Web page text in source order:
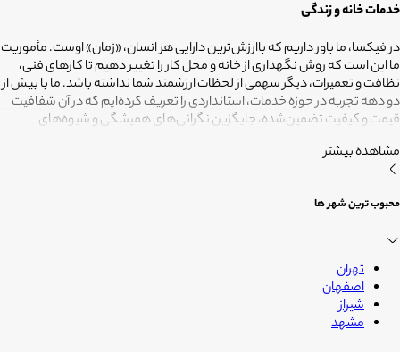
خدمات خانه و زندگی
در فیکسا، ما باور داریم که باارزش‌ترین دارایی هر انسان، «زمان» اوست. مأموریت
ما این است که روش نگهداری از خانه و محل کار را تغییر دهیم تا کارهای فنی،
نظافت و تعمیرات، دیگر سهمی از لحظات ارزشمند شما نداشته باشد. ما با بیش از
دو دهه تجربه در حوزه خدمات، استانداردی را تعریف کرده‌ایم که در آن شفافیت
قیمت و کیفیت تضمین‌شده، جایگزین نگرانی‌های همیشگی و شیوه‌های
متخصصانی بسپاریم که از فیلترهای سخت‌گیرانه رد شده‌اند تا نتیجه نهایی،
دقیقاً همان فضای امن و بی‌دغدغه‌ای باشد که همیشه برای آرامش خود
آنکه شما فرصت بیشتری برای زندگی کردن داشته باشید؛ فیکسا، زمانی برای
مشاهده بیشتر
محبوب ترین شهر ها
تهران
اصفهان
شیراز
مشهد